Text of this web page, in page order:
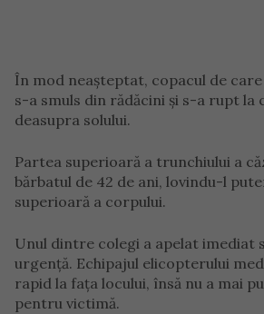
În mod neașteptat, copacul de
s-a smuls din rădăcini și s-a rupt
deasupra solului.
Partea superioară a trunchiului a
bărbatul de 42 de ani, lovindu-l
superioară a corpului.
Unul dintre colegi a apelat imediat
urgență. Echipajul elicopterului
rapid la fața locului, însă nu a mai
pentru victimă.